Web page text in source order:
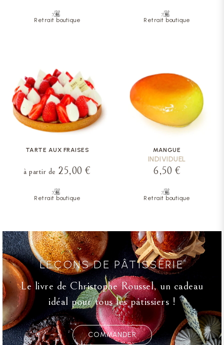
Retrait boutique Retrait boutique
TARTE AUX FRAISES
à partir de 25,00 €
Retrait boutique
MANGUE
INDIVIDUEL
6,50 €
Retrait boutique
LEÇONS DE PÂTISSERIE
Le livre de Christophe Roussel, un cadeau
idéal pour tous les pâtissiers !
COMMANDER